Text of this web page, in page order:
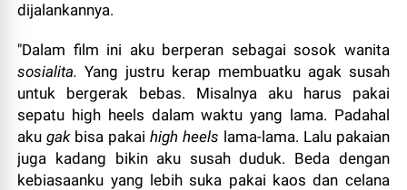
dijalankannya.
"Dalam film ini aku berperan sebagai sosok wanita
sosialita. Yang justru kerap membuatku agak susah
untuk bergerak bebas. Misalnya aku harus pakai
sepatu high heels dalam waktu yang lama. Padahal
akugakbisa pakaihigh heels lama-lama. Lalu pakaian
juga kadang bikin aku susah duduk. Beda dengan
kebiasaanku yang lebih suka pakai kaos dan celana